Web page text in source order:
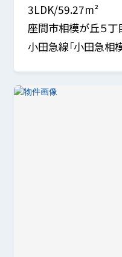
3LDK/59.27m²
座間市相模が丘５丁
小田急線「小田急相